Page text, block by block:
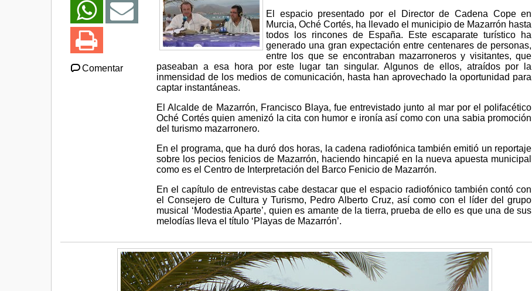
Comentar
El espacio presentado por el Director de Cadena Cope en
Murcia, Oché Cortés, ha llevado el municipio de Mazarrón hasta
todos los rincones de España. Este escaparate turístico ha
generado una gran expectación entre centenares de personas,
entre los que se encontraban mazarroneros y visitantes, que
paseaban a esa hora por este lugar tan singular. Algunos de ellos, atraídos por la
inmensidad de los medios de comunicación, hasta han aprovechado la oportunidad para
captar instantáneas.
El Alcalde de Mazarrón, Francisco Blaya, fue entrevistado junto al mar por el polifacético
Oché Cortés quien amenizó la cita con humor e ironía así como con una sabia promoción
del turismo mazarronero.
En el programa, que ha duró dos horas, la cadena radiofónica también emitió un reportaje
sobre los pecios fenicios de Mazarrón, haciendo hincapié en la nueva apuesta municipal
como es el Centro de Interpretación del Barco Fenicio de Mazarrón.
En el capítulo de entrevistas cabe destacar que el espacio radiofónico también contó con
el Consejero de Cultura y Turismo, Pedro Alberto Cruz, así como con el líder del grupo
musical ‘Modestia Aparte’, quien es amante de la tierra, prueba de ello es que una de sus
melodías lleva el título ‘Playas de Mazarrón’.